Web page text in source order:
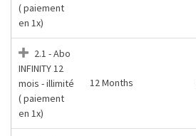
( paiement
en 1x)
2.1 - Abo
INFINITY 12
mois - illimité
( paiement
en 1x)
12 Months